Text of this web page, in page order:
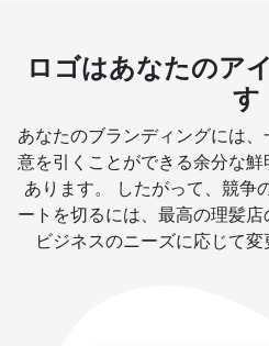
ロゴはあなたのア
す
あなたのブランディングには
意を引くことができる余分な
あります。 したがって、競争
ートを切るには、最高の理髪店
ビジネスのニーズに応じて変